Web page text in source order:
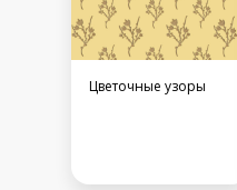
Цветочные узоры